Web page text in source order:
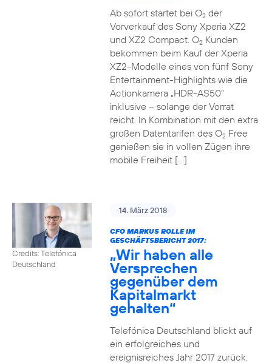
Ab sofort startet bei O2der
Vorverkauf des Sony Xperia XZ2
und XZ2 Compact. O2Kunden
bekommen beim Kauf der Xperia
XZ2-Modelle eines von fünf Sony
Entertainment-Highlights wie die
Actionkamera „HDR-AS50“
inklusive – solange der Vorrat
reicht. In Kombination mit den extra
großen Datentarifen des O2Free
genießen sie in vollen Zügen ihre
mobile Freiheit […]
Credits: Telefónica
Deutschland
14. März 2018
CFO MARKUS ROLLE IM
GESCHÄFTSBERICHT 2017:
„Wir haben alle
Versprechen
gegenüber dem
Kapitalmarkt
gehalten“
Telefónica Deutschland blickt auf
ein erfolgreiches und
ereignisreiches Jahr 2017 zurück.